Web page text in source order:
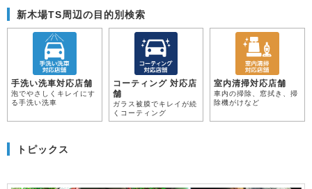
新木場TS周辺の目的別検索
手洗い洗車対応店舗
泡でやさしくキレイにす
る手洗い洗車
コーティング 対応店
舗
ガラス被膜でキレイが続
くコーティング
室内清掃対応店舗
車内の掃除、窓拭き、掃
除機がけなど
トピックス